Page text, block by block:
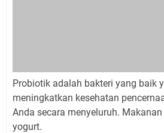
Probiotik adalah bakteri yang baik
meningkatkan kesehatan
Anda secara menyeluruh.
yogurt.